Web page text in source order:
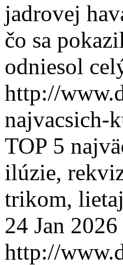
jadrovej
čo sa
odniesol
http://
najvacsich-
TOP 5
ilúzie,
trikom,
24 Jan
http://